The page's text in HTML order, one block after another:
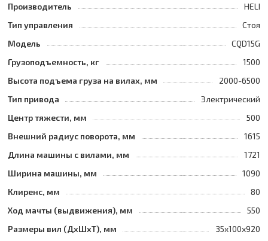
Производитель
HELI
Тип управления
Стоя
Модель
CQD15G
Грузоподъемность, кг
1500
Высота подъема груза на вилах, мм
2000-6500
Тип привода
Электрический
Центр тяжести, мм
500
Внешний радиус поворота, мм
1615
Длина машины с вилами, мм
1721
Ширина машины, мм
1090
Клиренс, мм
80
Ход мачты (выдвижения), мм
550
Размеры вил (ДхШхТ), мм
35x100x920